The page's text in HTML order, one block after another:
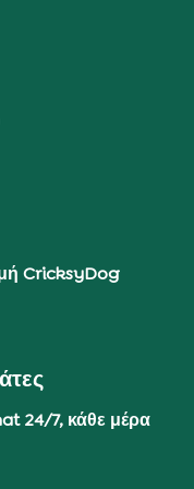
CricksyDog
24/7, κάθε μέρα